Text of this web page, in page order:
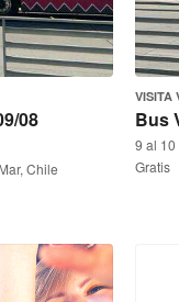
08
Chile
VISITA
Bus
9 al 10
Gratis